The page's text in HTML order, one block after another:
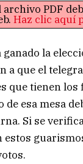
PDF
Haz clic aquí
la
a que el
que tienen
esa mesa
Si se